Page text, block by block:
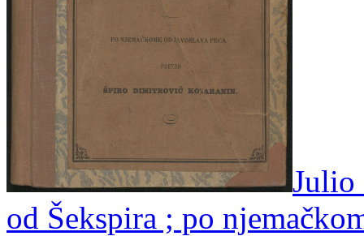
Julio
od Šekspira ; po